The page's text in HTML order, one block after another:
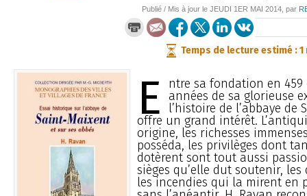
Publié / Mis à jour leJEUDI 1ER MAI 2014 , par
Temps de lecture estimé : 1
E
ntre sa fondation en 459
années de sa glorieuse
l’histoire de l’abbaye de
offre un grand intérêt.
origine, les richesses
posséda, les privilèges dont
dotèrent sont tout aussi
sièges qu’elle dut soutenir,
les incendies qui la mirent en